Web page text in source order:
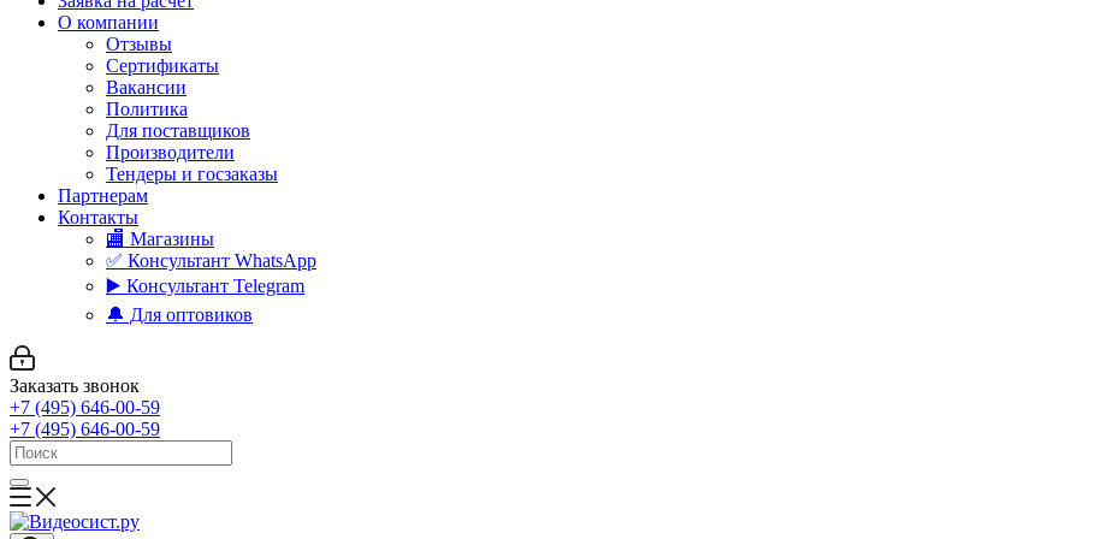
О компании
Отзывы
Сертификаты
Вакансии
Политика
Для поставщиков
Производители
Тендеры и госзаказы
Партнерам
Контакты
🏬 Магазины
✅️ Консультант WhatsApp
▶️ Консультант Telegram
🔔 Для оптовиков
Заказать звонок
+7 (495) 646-00-59
+7 (495) 646-00-59